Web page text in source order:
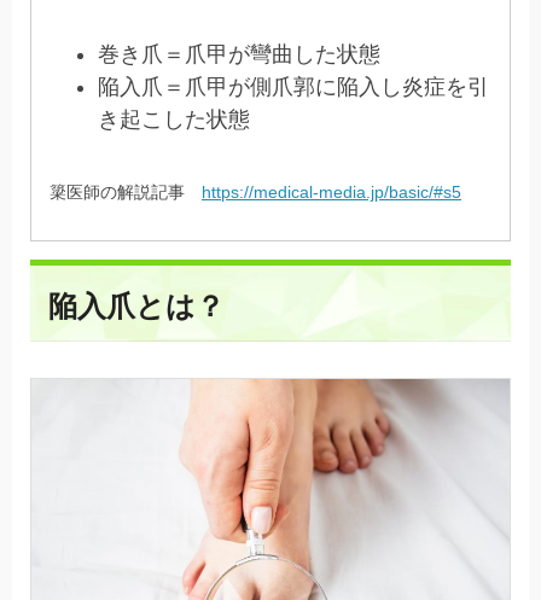
巻き爪＝爪甲が彎曲した状態
陥入爪＝爪甲が側爪郭に陥入し炎症を引
き起こした状態
簗医師の解説記事 https://medical-media.jp/basic/#s5
陥入爪とは？